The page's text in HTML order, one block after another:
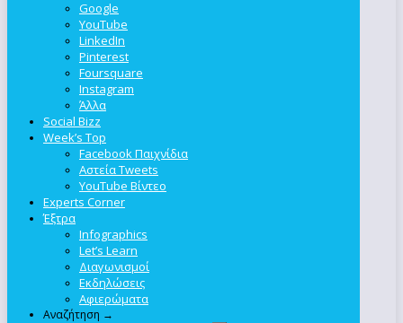
Google
YouTube
LinkedIn
Pinterest
Foursquare
Instagram
Άλλα
Social Bizz
Week’s Top
Facebook Παιχνίδια
Αστεία Tweets
YouTube Βίντεο
Experts Corner
Έξτρα
Infographics
Let’s Learn
Διαγωνισμοί
Εκδηλώσεις
Αφιερώματα
Αναζήτηση →